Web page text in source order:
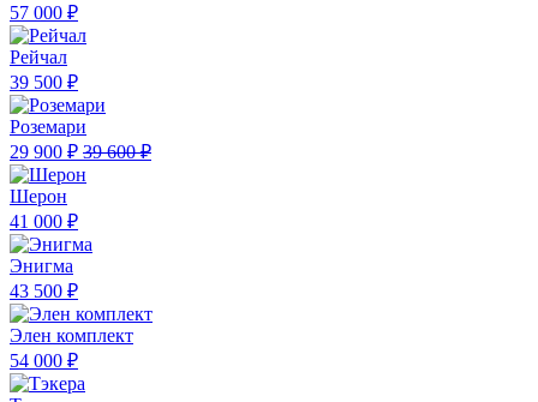
57 000 ₽
Рейчал
39 500 ₽
Роземари
29 900 ₽ 39 600 ₽
Шерон
41 000 ₽
Энигма
43 500 ₽
Элен комплект
54 000 ₽